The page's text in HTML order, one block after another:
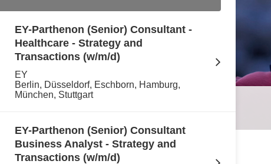
EY-Parthenon (Senior) Consultant -
Healthcare - Strategy and
Transactions (w/m/d)
EY
Berlin, Düsseldorf, Eschborn, Hamburg,
München, Stuttgart
EY-Parthenon (Senior) Consultant
Business Analyst - Strategy and
Transactions (w/m/d)